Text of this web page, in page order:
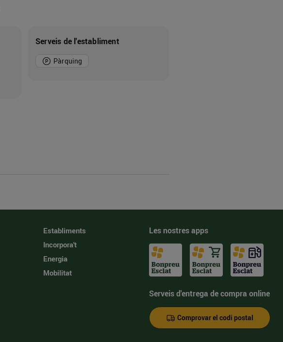
Serveis de l'establiment
Pàrquing
Establiments
Incorpora't
Energia
Mobilitat
Les nostres apps
Serveis d'entrega de compra online
Comprovar el codi postal